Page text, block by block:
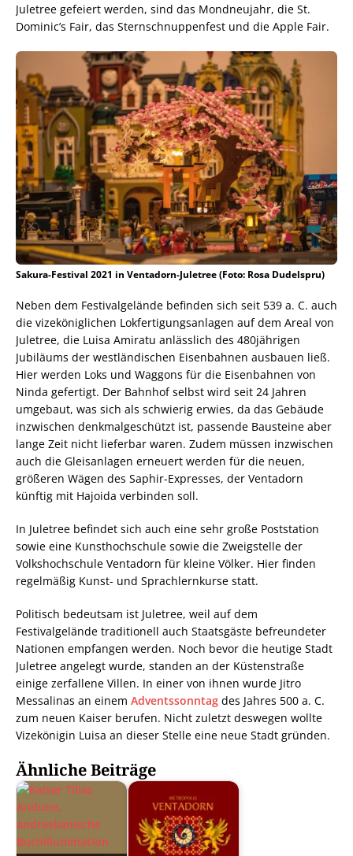
Juletree gefeiert werden, sind das Mondneujahr, die St.
Dominic’s Fair, das Sternschnuppenfest und die Apple Fair.
Sakura-Festival 2021 in Ventadorn-Juletree (Foto: Rosa Dudelspru)
Neben dem Festivalgelände befinden sich seit 539 a. C. auch
die vizeköniglichen Lokfertigungsanlagen auf dem Areal von
Juletree, die Luisa Amiratu anlässlich des 480jährigen
Jubiläums der westländischen Eisenbahnen ausbauen ließ.
Hier werden Loks und Waggons für die Eisenbahnen von
Ninda gefertigt. Der Bahnhof selbst wird seit 24 Jahren
umgebaut, was sich als schwierig erwies, da das Gebäude
inzwischen denkmalgeschützt ist, passende Bausteine aber
lange Zeit nicht lieferbar waren. Zudem müssen inzwischen
auch die Gleisanlagen erneuert werden für die neuen,
größeren Wägen des Saphir-Expresses, der Ventadorn
künftig mit Hajoida verbinden soll.
In Juletree befindet sich auch eine sehr große Poststation
sowie eine Kunsthochschule sowie die Zweigstelle der
Volkshochschule Ventadorn für kleine Völker. Hier finden
regelmäßig Kunst- und Sprachlernkurse statt.
Politisch bedeutsam ist Juletree, weil auf dem
Festivalgelände traditionell auch Staatsgäste befreundeter
Nationen empfangen werden. Noch bevor die heutige Stadt
Juletree angelegt wurde, standen an der Küstenstraße
einige zerfallene Villen. In einer von ihnen wurde Jitro
Messalinas an einem Adventssonntag des Jahres 500 a. C.
zum neuen Kaiser berufen. Nicht zuletzt deswegen wollte
Vizekönigin Luisa an dieser Stelle eine neue Stadt gründen.
Ähnliche Beiträge